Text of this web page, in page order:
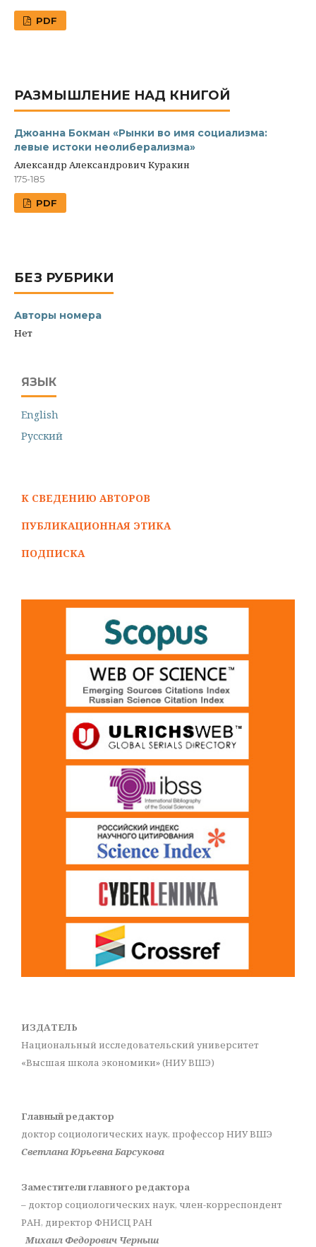
PDF
РАЗМЫШЛЕНИЕ НАД КНИГОЙ
Джоанна Бокман «Рынки во имя социализма:
левые истоки неолиберализма»
Александр Александрович Куракин
175-185
PDF
БЕЗ РУБРИКИ
Авторы номера
Нет
ЯЗЫК
English
Русский
К СВЕДЕНИЮ АВТОРОВ
ПУБЛИКАЦИОННАЯ ЭТИКА
ПОДПИСКА
ИЗДАТЕЛЬ
Национальный исследовательский университет
«Высшая школа экономики» (НИУ ВШЭ)
Главный редактор
доктор социологических наук, профессор НИУ ВШЭ
Светлана Юрьевна Барсукова
Заместители главного редактора
– доктор социологических наук, член-корреспондент
РАН, директор ФНИСЦ РАН
Михаил Федорович Черныш